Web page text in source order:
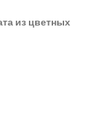
из цветных